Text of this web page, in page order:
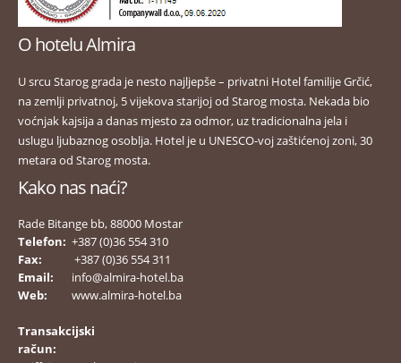
O hotelu Almira
U srcu Starog grada je nesto najljepše – privatni Hotel familije Grčić,
na zemlji privatnoj, 5 vijekova starijoj od Starog mosta. Nekada bio
voćnjak kajsija a danas mjesto za odmor, uz tradicionalna jela i
uslugu ljubaznog osoblja. Hotel je u UNESCO-voj zaštićenoj zoni, 30
metara od Starog mosta.
Kako nas naći?
Rade Bitange bb, 88000 Mostar
Telefon: +387 (0)36 554 310
Fax:
+387 (0)36 554 311
Email:
info@almira-hotel.ba
Web:
www.almira-hotel.ba
Transakcijski
račun: